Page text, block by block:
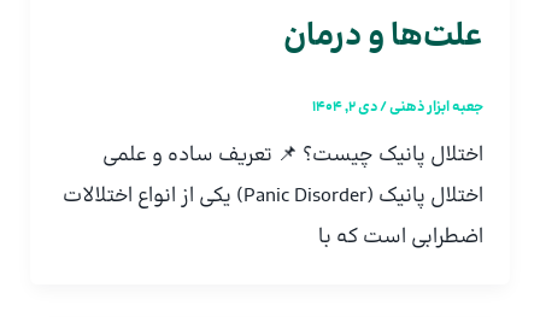
علت‌ها و درمان
جعبه ابزار ذهنی/دی 2, 1404
اختلال پانیک چیست؟ 📌 تعریف ساده و علمی
اختلال پانیک (Panic Disorder) یکی از انواع اختلالات
اضطرابی است که با